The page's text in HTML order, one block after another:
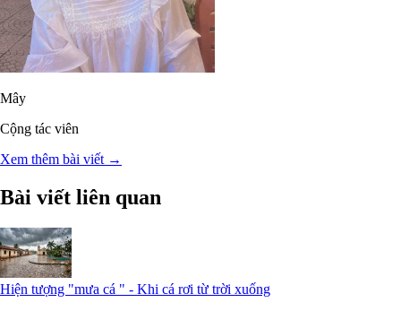
Mây
Cộng tác viên
Xem thêm bài viết →
Bài viết liên quan
Hiện tượng "mưa cá " - Khi cá rơi từ trời xuống